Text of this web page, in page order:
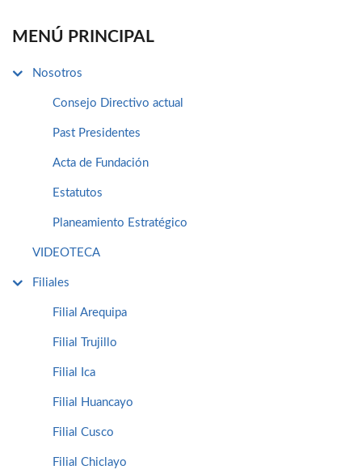
MENÚ PRINCIPAL
Nosotros
Consejo Directivo actual
Past Presidentes
Acta de Fundación
Estatutos
Planeamiento Estratégico
VIDEOTECA
Filiales
Filial Arequipa
Filial Trujillo
Filial Ica
Filial Huancayo
Filial Cusco
Filial Chiclayo